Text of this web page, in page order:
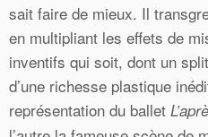
sait faire de mieux. Il
en multipliant les effets de
inventifs qui soit, dont un
d’une richesse plastique
représentation du ballet